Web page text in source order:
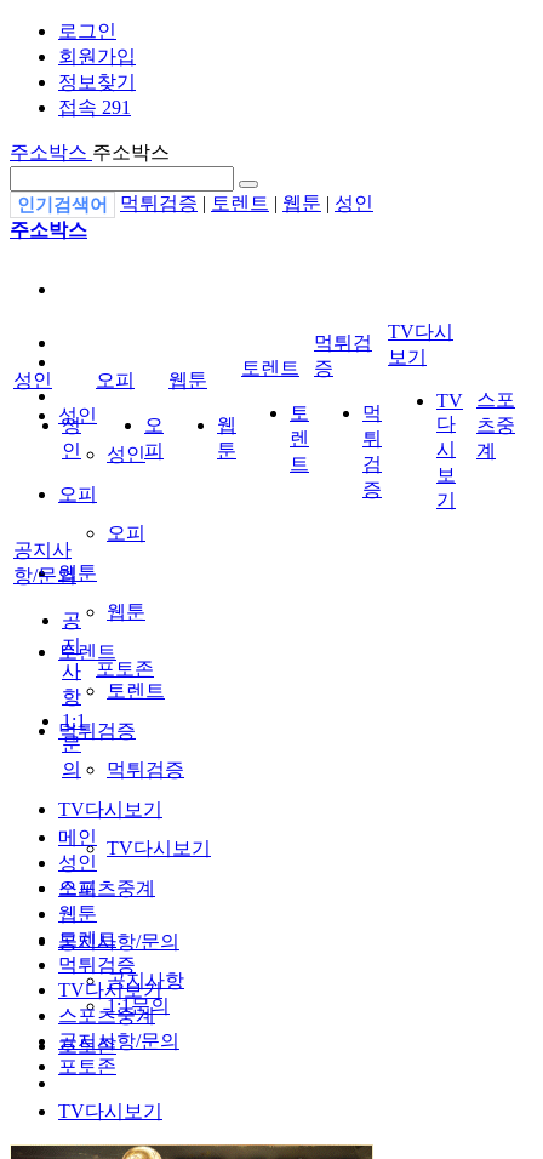
로그인
회원가입
정보찾기
접속 291
주소박스 주소박스
인기검색어 먹튀검증 | 토렌트 | 웹툰 | 성인
주소박스
성인
성인
오피
오피
웹툰
웹툰
토렌트
토렌트
먹튀검증
먹튀검증
TV다시보기
TV다시보기
스포츠중계
공지사항/문의
공지사항
1:1문의
포토존
성인
성
인
오피
오
피
웹툰
웹
툰
토렌트
토
렌
트
먹튀검
증
먹
튀
검
증
TV다시
보기
TV
다
시
보
기
스포
츠중
계
공지사
항/문의
공
지
사
항
1:1
문
의
포토존
메인
성인
오피
웹툰
토렌트
먹튀검증
TV다시보기
스포츠중계
공지사항/문의
포토존
TV다시보기